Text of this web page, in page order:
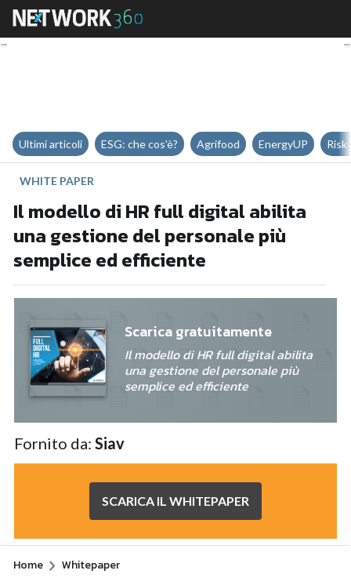
Il modello di HR full digital
Ultimi articoli ESG: che cos'è? Agrifood EnergyUP Risk
WHITE PAPER
Il modello di HR full digital abilita
una gestione del personale più
semplice ed efficiente
Scarica gratuitamente
Il modello di HR full digital abilita
una gestione del personale più
semplice ed efficiente
Fornito da:Siav
SCARICA IL WHITEPAPER
Home Whitepaper